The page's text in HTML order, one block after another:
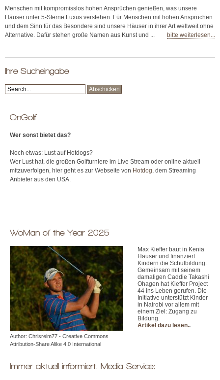
Menschen mit kompromisslos hohen Ansprüchen genießen, was unsere
Häuser unter 5-Sterne Luxus verstehen. Für Menschen mit hohen Ansprüchen
und dem Sinn für das Besondere sind unsere Häuser in ihrer Art weltweit ohne
Alternative. Dafür stehen große Namen aus Kunst und ...
bitte weiterlesen...
Ihre Sucheingabe
OnGolf
Wer sonst bietet das?
Noch etwas: Lust auf Hotdogs?
Wer Lust hat, die großen Golfturniere im Live Stream oder online aktuell
mitzuverfolgen, hier geht es zur Webseite von Hotdog , dem Streaming
Anbieter aus den USA.
WoMan of the Year 2025
Author: Chrisreim77 - Creative Commons
Attribution-Share Alike 4.0 International
Max Kieffer baut in Kenia
Häuser und finanziert
Kindern die Schulbildung.
Gemeinsam mit seinem
damaligen Caddie Takashi
Ohagen hat Kieffer Project
44 ins Leben gerufen. Die
Initiative unterstützt Kinder
in Nairobi vor allem mit
einem Ziel: Zugang zu
Bildung.
Artikel dazu lesen..
Immer aktuell informiert. Media Service: